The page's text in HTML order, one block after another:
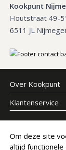
Kookpunt
Houtstraat 49-
6511 JL
Over Kookpunt
Klantenservice
Meld je aan
E-mailadres
Om deze site
altijd functionele